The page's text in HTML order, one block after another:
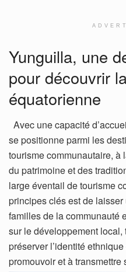
Yunguilla, une
pour découvrir
équatorienne
Avec une capacité
se positionne parmi les
tourisme communautaire, à
du patrimoine et des
large éventail de tourisme
principes clés est de
familles de la communauté
sur le développement local,
préserver l’identité
promouvoir et à